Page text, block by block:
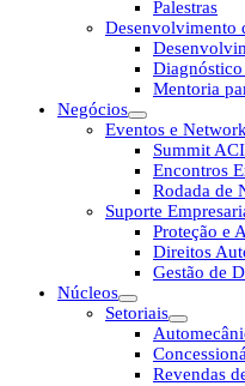
Palestras
Desenvolvimento
Mentoria
Negócios
Eventos e
Summit
Encontros
Rodada de
Suporte
Proteção e
Direitos
Gestão de
Núcleos
Setoriais
Revendas